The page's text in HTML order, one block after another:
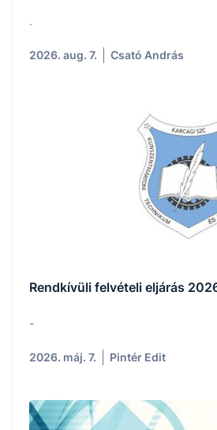
.
2026. aug. 7. Csató András
Rendkívüli felvételi eljárás
-
2026. máj. 7. Pintér Edit